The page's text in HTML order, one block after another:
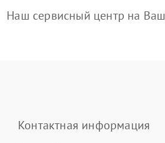
Наш сервисный центр на
Контактная информация